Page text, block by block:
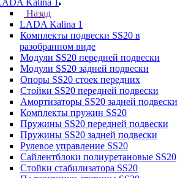
LADA Kalina 1
Назад
LADA Kalina 1
Комплекты подвески SS20 в
разобранном виде
Модули SS20 передней подвески
Модули SS20 задней подвески
Опоры SS20 стоек передних
Стойки SS20 передней подвески
Амортизаторы SS20 задней подвески
Комплекты пружин SS20
Пружины SS20 передней подвески
Пружины SS20 задней подвески
Рулевое управление SS20
Сайлентблоки полиуретановые SS20
Стойки стабилизатора SS20